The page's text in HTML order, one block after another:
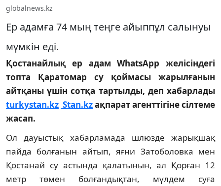
globalnews.kz
Ер адамға 74 мың теңге айыппұл салынуы
мүмкін еді.
Қостанайлық ер адам WhatsApp желісіндегі
топта Қаратомар су қоймасы жарылғанын
айтқаны үшін сотқа тартылды, деп хабарлады
turkystan.kz Stan.kzақпарат агенттігіне сілтеме
жасап.
Ол дауыстық хабарламада шлюзде жарықшақ
пайда болғанын айтып, яғни Затоболовка мен
Қостанай су астында қалатынын, ал Қорған 12
метр төмен болғандықтан, мүлдем суға